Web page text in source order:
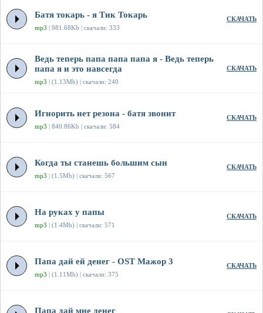
Батя токарь - я Тик Токарь
mp3 | 981.68Kb | скачали: 333
СКАЧАТЬ
Ведь теперь папа папа папа я - Ведь теперь
папа я и это навсегда
mp3 | (1.13Mb) | скачали: 240
СКАЧАТЬ
Игнорить нет резона - батя звонит
mp3 | 840.86Kb | скачали: 584
СКАЧАТЬ
Когда ты станешь большим сын
mp3 | (1.5Mb) | скачали: 567
СКАЧАТЬ
На руках у папы
mp3 | (1.4Mb) | скачали: 571
СКАЧАТЬ
Папа дай ей денег - OST Мажор 3
mp3 | (1.11Mb) | скачали: 375
СКАЧАТЬ
Папа дай мне денег